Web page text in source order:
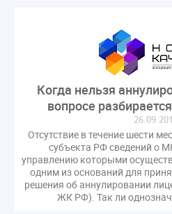
Стратегия развития ЖКХ 2030
Судебная практика ЖКХ
арендатор
вентиляционные каналы
выбор УК
гарантийная управляющая
гарантирующие управляющие
госпошлина
демоэкзамен
дисквалификация
документ
единство измерений
жалобы
Когда нельзя
вопросе
Отсутствие в течение шести
субъекта РФ сведений о
управлению которыми
одним из оснований для
решения об аннулировании
ЖК РФ). Так ли